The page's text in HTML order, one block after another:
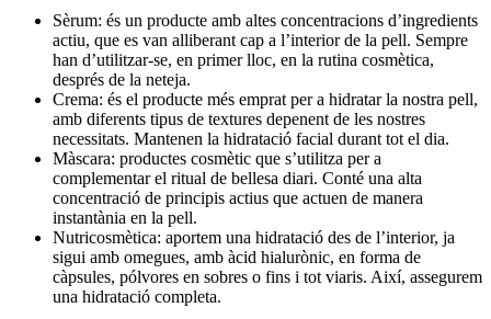
Sèrum: és un producte amb altes concentracions d’ingredients
actiu, que es van alliberant cap a l’interior de la pell. Sempre
han d’utilitzar-se, en primer lloc, en la rutina cosmètica,
després de la neteja.
Crema: és el producte més emprat per a hidratar la nostra pell,
amb diferents tipus de textures depenent de les nostres
necessitats. Mantenen la hidratació facial durant tot el dia.
Màscara: productes cosmètic que s’utilitza per a
complementar el ritual de bellesa diari. Conté una alta
concentració de principis actius que actuen de manera
instantània en la pell.
Nutricosmètica: aportem una hidratació des de l’interior, ja
sigui amb omegues, amb àcid hialurònic, en forma de
càpsules, pólvores en sobres o fins i tot viaris. Així, assegurem
una hidratació completa.